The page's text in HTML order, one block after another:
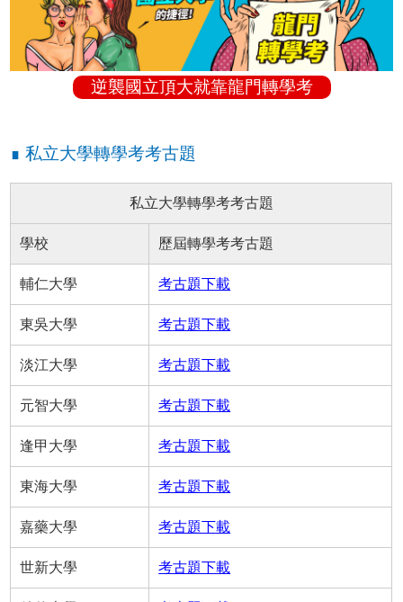
逆襲國立頂大就靠龍門轉學考
∎ 私立大學轉學考考古題
私立大學轉學考考古題
學校 歷屆轉學考考古題
輔仁大學 考古題下載
東吳大學 考古題下載
淡江大學 考古題下載
元智大學 考古題下載
逢甲大學 考古題下載
東海大學 考古題下載
嘉藥大學 考古題下載
世新大學 考古題下載